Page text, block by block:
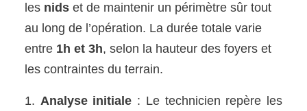
les nids et de maintenir un périmètre sûr tout
au long de l’opération. La durée totale varie
entre 1h et 3h, selon la hauteur des foyers et
les contraintes du terrain.
Analyse initiale : Le technicien repère les